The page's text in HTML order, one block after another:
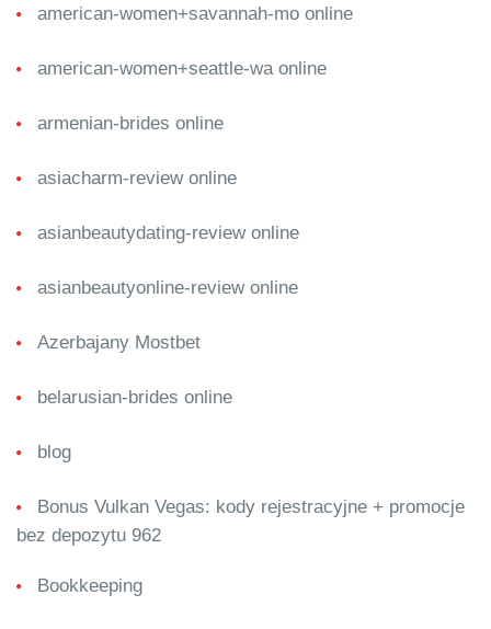
american-women+savannah-mo online
american-women+seattle-wa online
armenian-brides online
asiacharm-review online
asianbeautydating-review online
asianbeautyonline-review online
Azerbajany Mostbet
belarusian-brides online
blog
Bonus Vulkan Vegas: kody rejestracyjne + promocje
bez depozytu 962
Bookkeeping